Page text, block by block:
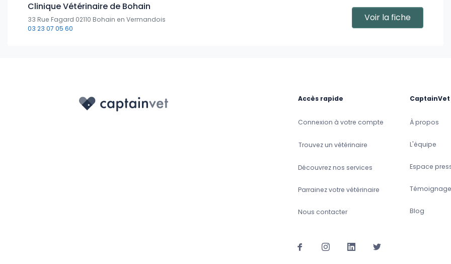
Clinique Vétérinaire de Bohain
33 Rue Fagard 02110 Bohain en Vermandois
03 23 07 05 60
Voir la fiche
Accès rapide
Connexion à votre compte
Trouvez un vétérinaire
Découvrez nos services
Parrainez votre vétérinaire
Nous contacter
CaptainVet
À propos
L'équipe
Espace
Blog